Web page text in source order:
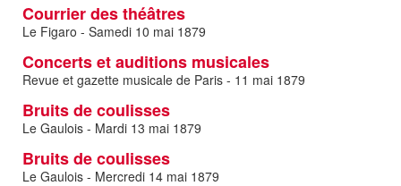
Courrier des théâtres
Le Figaro - Samedi 10 mai 1879
Concerts et auditions musicales
Revue et gazette musicale de Paris - 11 mai 1879
Bruits de coulisses
Le Gaulois - Mardi 13 mai 1879
Bruits de coulisses
Le Gaulois - Mercredi 14 mai 1879